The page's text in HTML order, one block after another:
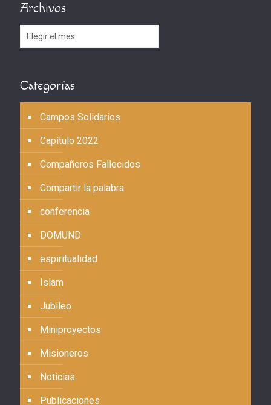
Archivos
Archivos
Categorías
Campos Solidarios
Capítulo 2022
Compañeros Fallecidos
Compartir la palabra
conferencia
DOMUND
espiritualidad
Islam
Jubileo
Miniproyectos
Misioneros
Noticias
Publicaciones